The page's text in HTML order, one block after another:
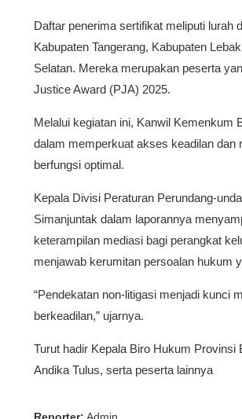
Daftar penerima sertifikat meliputi lurah
Kabupaten Tangerang, Kabupaten
Selatan. Mereka merupakan peserta
Justice Award (PJA) 2025.
Melalui kegiatan ini, Kanwil Kemenkum
dalam memperkuat akses keadilan
berfungsi optimal.
Kepala Divisi Peraturan Perundang-
Simanjuntak dalam laporannya
keterampilan mediasi bagi perangkat
menjawab kerumitan persoalan hukum
“Pendekatan non-litigasi menjadi kunci
berkeadilan,” ujarnya.
Turut hadir Kepala Biro Hukum
Andika Tulus, serta peserta lainnya